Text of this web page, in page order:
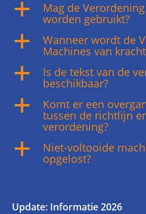
a Mag de
worden gebruikt?
a Wanneer wordt de
Machines van
a Is de tekst van de
beschikbaar?
a Komt er een
tussen de richtlijn
verordening?
a Niet-voltooide
opgelost?
Update: Informatie 2026